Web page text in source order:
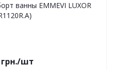
ванны EMMEVI LUXOR
/шт